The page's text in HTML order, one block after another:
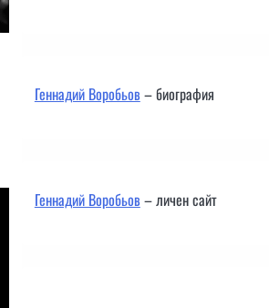
Геннадий Воробьов– биография
Геннадий Воробьов– личен сайт